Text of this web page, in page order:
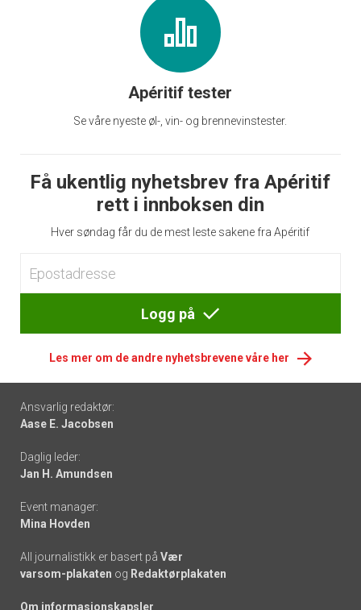
Apéritif tester
Se våre nyeste øl-, vin- og brennevinstester.
Få ukentlig nyhetsbrev fra Apéritif
rett i innboksen din
Hver søndag får du de mest leste sakene fra Apéritif
Logg på
Les mer om de andre nyhetsbrevene våre her
Footer
-
links
Ansvarlig redaktør:
Aase E. Jacobsen
Daglig leder:
Jan H. Amundsen
Event manager:
Mina Hovden
All journalistikk er basert på Vær
varsom-plakaten og Redaktørplakaten
Om informasjonskapsler